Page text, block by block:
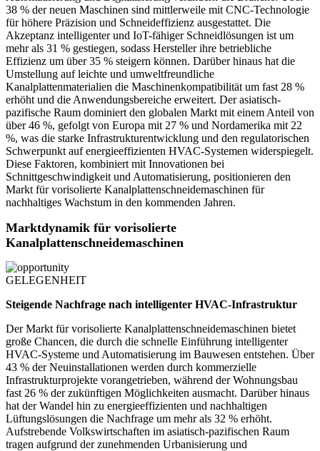
38 % der neuen Maschinen sind mittlerweile mit CNC-Technologie
für höhere Präzision und Schneideffizienz ausgestattet. Die
Akzeptanz intelligenter und IoT-fähiger Schneidlösungen ist um
mehr als 31 % gestiegen, sodass Hersteller ihre betriebliche
Effizienz um über 35 % steigern können. Darüber hinaus hat die
Umstellung auf leichte und umweltfreundliche
Kanalplattenmaterialien die Maschinenkompatibilität um fast 28 %
erhöht und die Anwendungsbereiche erweitert. Der asiatisch-
pazifische Raum dominiert den globalen Markt mit einem Anteil von
über 46 %, gefolgt von Europa mit 27 % und Nordamerika mit 22
%, was die starke Infrastrukturentwicklung und den regulatorischen
Schwerpunkt auf energieeffizienten HVAC-Systemen widerspiegelt.
Diese Faktoren, kombiniert mit Innovationen bei
Schnittgeschwindigkeit und Automatisierung, positionieren den
Markt für vorisolierte Kanalplattenschneidemaschinen für
nachhaltiges Wachstum in den kommenden Jahren.
Marktdynamik für vorisolierte
Kanalplattenschneidemaschinen
GELEGENHEIT
Steigende Nachfrage nach intelligenter HVAC-Infrastruktur
Der Markt für vorisolierte Kanalplattenschneidemaschinen bietet
große Chancen, die durch die schnelle Einführung intelligenter
HVAC-Systeme und Automatisierung im Bauwesen entstehen. Über
43 % der Neuinstallationen werden durch kommerzielle
Infrastrukturprojekte vorangetrieben, während der Wohnungsbau
fast 26 % der zukünftigen Möglichkeiten ausmacht. Darüber hinaus
hat der Wandel hin zu energieeffizienten und nachhaltigen
Lüftungslösungen die Nachfrage um mehr als 32 % erhöht.
Aufstrebende Volkswirtschaften im asiatisch-pazifischen Raum
tragen aufgrund der zunehmenden Urbanisierung und